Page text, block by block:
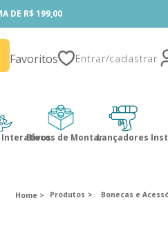
DE R$ 199,00
DE R$ 199,00
Favoritos
InterativosBlocos de MontarLançadores
Produtos Bonecas e